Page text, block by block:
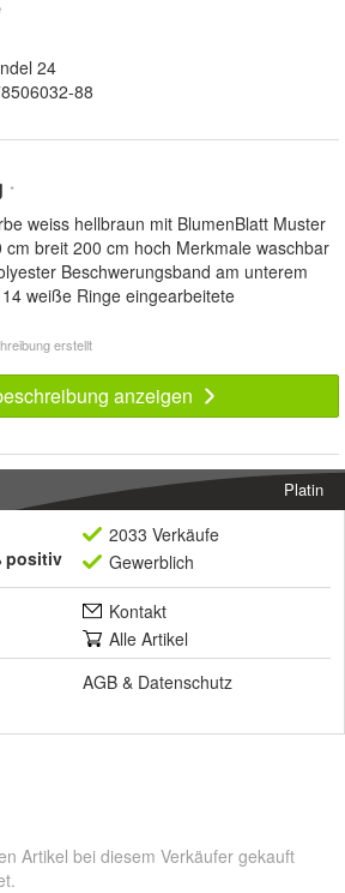
24
88
*
weiss hellbraun mit BlumenBlatt Muster
breit 200 cm hoch Merkmale waschbar
Beschwerungsband am unterem
weiße Ringe eingearbeitete
erstellt
anzeigen
Platin
positiv
2033 Verkäufe
Gewerblich
Kontakt
Alle Artikel
AGB & Datenschutz
Artikel bei diesem Verkäufer gekauft